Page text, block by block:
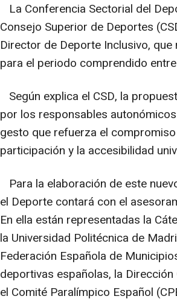
La Conferencia Sectorial del
Consejo Superior de Deportes
Director de Deporte Inclusivo,
para el periodo comprendido
Según explica el CSD, la
por los responsables
gesto que refuerza el
participación y la accesibilidad
Para la elaboración de este
el Deporte contará con el
En ella están representadas la
la Universidad Politécnica de
Federación Española de
deportivas españolas, la
el Comité Paralímpico Español